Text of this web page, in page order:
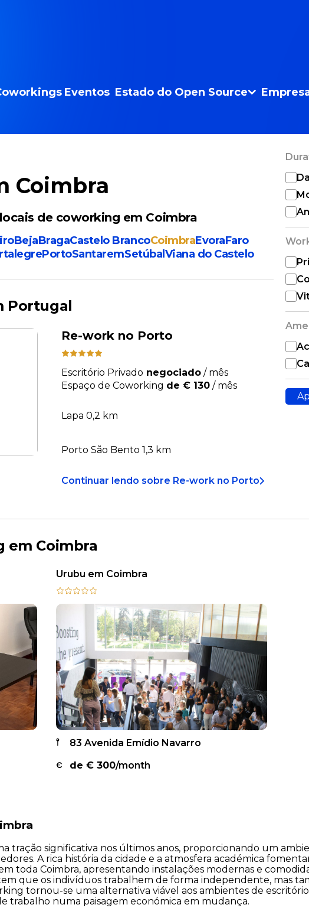
Eventos Estado do Open Source
Coimbra
de coworking em Coimbra
BejaBragaCastelo BrancoCoimbraEvoraFaro
PortoSantaremSetúbal Viana do Castelo
Portugal
Re-work no Porto
Escritório Privado negociado / mês
Espaço de Coworking de € 130 / mês
Lapa 0,2 km
Porto São Bento 1,3 km
Continuar lendo sobre Re-work no Porto
em Coimbra
Urubu em Coimbra
83 Avenida Emídio Navarro
de € 300/month
tração significativa nos últimos anos, proporcionando um
A rica história da cidade e a atmosfera académica
toda Coimbra, apresentando instalações modernas e
que os indivíduos trabalhem de forma independente, mas
tornou-se uma alternativa viável aos ambientes de
trabalho numa paisagem económica em mudança.